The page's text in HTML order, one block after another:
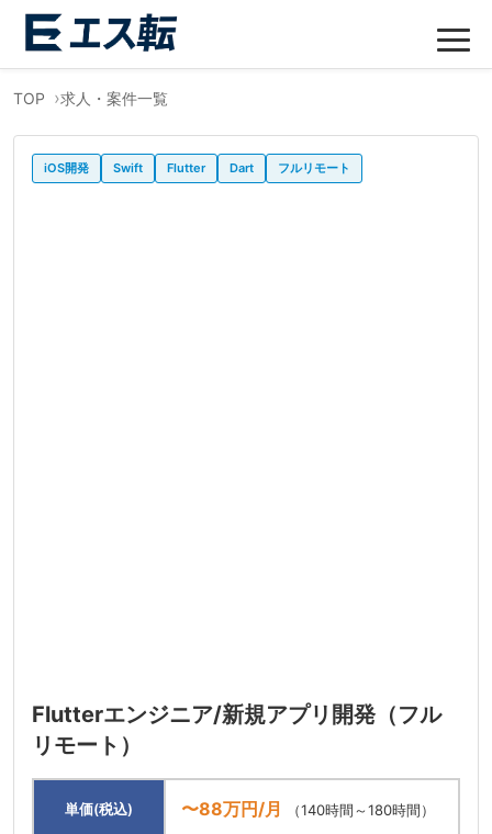
TOP 求人・案件一覧
iOS開発 Swift Flutter Dart フルリモート
Flutterエンジニア/新規アプリ開発（フル
リモート）
単価(税込) 〜88万円/月 （140時間～180時間）